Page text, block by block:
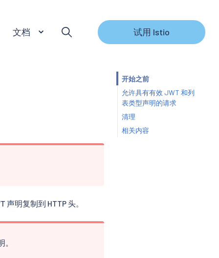
文档 试用 Istio
明复制到 HTTP 头。
开始之前
允许具有有效 JWT 和列
表类型声明的请求
清理
相关内容